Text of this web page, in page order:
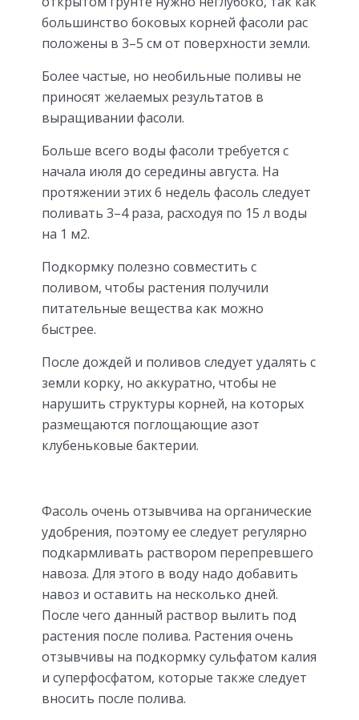
большинство боковых корней фасоли рас
положены в 3–5 см от поверхности земли.
Более частые, но необильные поливы не
приносят желаемых результатов в
выращивании фасоли.
Больше всего воды фасоли требуется с
начала июля до середины августа. На
протяжении этих 6 недель фасоль следует
поливать 3–4 раза, расходуя по 15 л воды
на 1 м2.
Подкормку полезно совместить с
поливом, чтобы растения получили
питательные вещества как можно
быстрее.
После дождей и поливов следует удалять с
земли корку, но аккуратно, чтобы не
нарушить структуры корней, на которых
размещаются поглощающие азот
клубеньковые бактерии.
Фасоль очень отзывчива на органические
удобрения, поэтому ее следует регулярно
подкармливать раствором перепревшего
навоза. Для этого в воду надо добавить
навоз и оставить на несколько дней.
После чего данный раствор вылить под
растения после полива. Растения очень
отзывчивы на подкормку сульфатом калия
и суперфосфатом, которые также следует
вносить после полива.